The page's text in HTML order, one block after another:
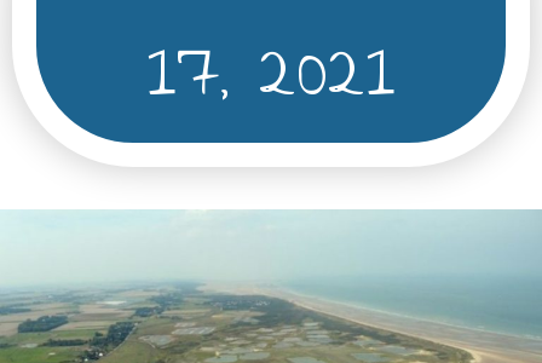
17, 2021